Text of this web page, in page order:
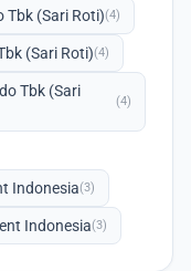
Tbk (Sari Roti)(4)
(Sari Roti)(4)
Tbk (Sari
(4)
Indonesia(3)
Indonesia(3)